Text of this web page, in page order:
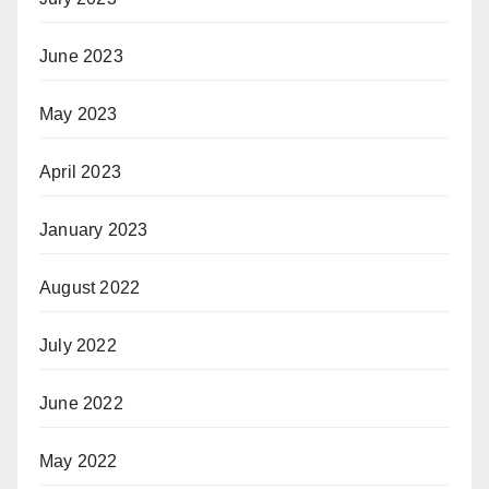
June 2023
May 2023
April 2023
January 2023
August 2022
July 2022
June 2022
May 2022